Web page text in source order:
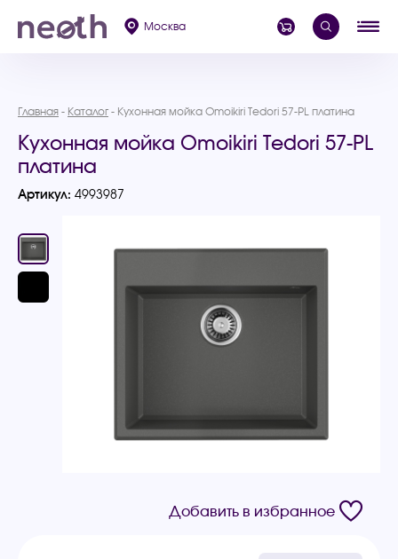
Москва
Главная Каталог Кухонная мойка Omoikiri Tedori 57-PL платина
Кухонная мойка Omoikiri Tedori 57-PL
платина
Артикул: 4993987
Добавить в избранное